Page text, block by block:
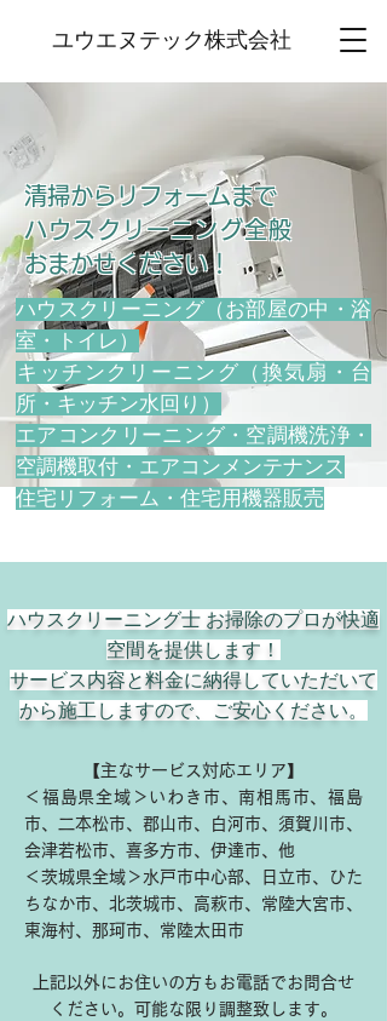
ユウエヌテック株式会社
清掃からリフォームまで
ハウスクリーニング全般
おまかせください！
ハウスクリーニング（お部屋の中・浴
室・トイレ）
​キッチンクリーニング（換気扇・台
所・キッチン水回り）
エアコンクリーニング・空調機洗浄・
空調機取付・エアコンメンテナンス
住宅リフォーム・住宅用機器販売
ハウスクリーニング士 お掃除のプロが快適
空間を提供します！
サービス内容と料金に納得していただいて
から施工しますので、ご安心ください。
​​【主なサービス対応エリア】
＜福島県全域＞いわき市、南相馬市、福島
市、二本松市、郡山市、白河市、須賀川市、
会津若松市、喜多方市、伊達市、他
＜茨城県全域＞水戸市中心部、日立市、ひた
ちなか市、北茨城市、高萩市、常陸大宮市、
東海村、那珂市、常陸太田市
上記以外にお住いの方もお電話でお問合せ
ください。可能な限り調整致します。